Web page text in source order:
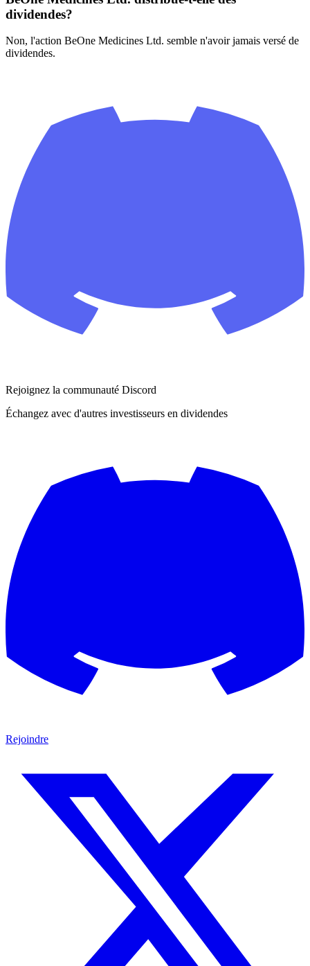
dividendes?
Non, l'action BeOne Medicines Ltd. semble n'avoir jamais versé de
dividendes.
Rejoignez la communauté Discord
Échangez avec d'autres investisseurs en dividendes
Rejoindre